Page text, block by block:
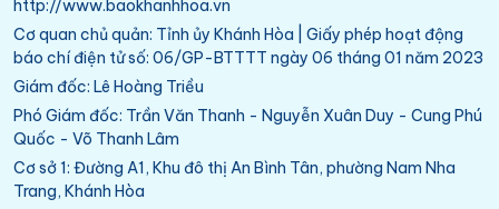
http://www.baokhanhhoa.vn
Cơ quan chủ quản: Tỉnh ủy Khánh Hòa | Giấy phép hoạt động
báo chí điện tử số: 06/GP-BTTTT ngày 06 tháng 01 năm 2023
Giám đốc: Lê Hoàng Triều
Phó Giám đốc: Trần Văn Thanh - Nguyễn Xuân Duy - Cung Phú
Quốc - Võ Thanh Lâm
Cơ sở 1: Đường A1, Khu đô thị An Bình Tân, phường Nam Nha
Trang, Khánh Hòa